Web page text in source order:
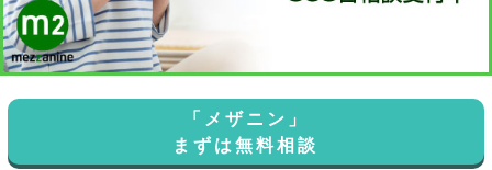
「メザニン」
まずは無料相談